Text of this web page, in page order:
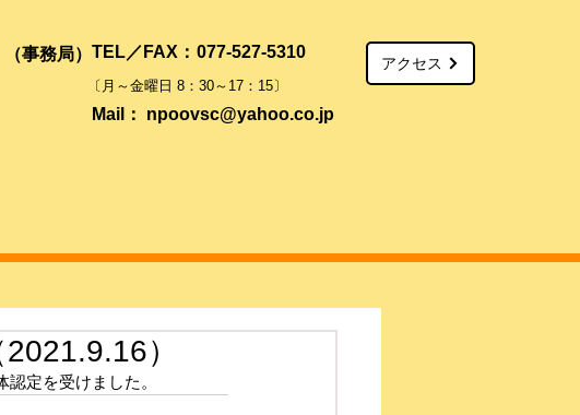
TEL／FAX： 077-527-5310
​（事務局）
​〔月～金曜日 8：30～17：15〕
Mail： npoovsc@yahoo.co.jp
アクセス
）
定を受けました。